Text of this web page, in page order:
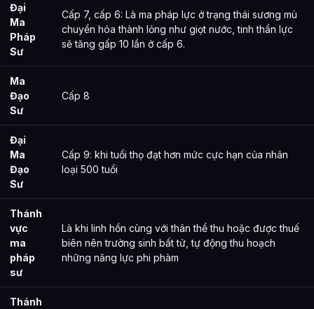
Đại
Ma
Pháp
Sư
Cấp 7, cấp 6: Là ma pháp lực ở trạng thái sương mù
chuyển hóa thành lỏng như giọt nước, tinh thần lực
sẽ tăng gấp 10 lần ở cấp 6.
Ma
Đạo
Sư
Cấp 8
Đại
Ma
Đạo
Sư
Cấp 9: khi tuổi thọ đạt hơn mức cực hạn của nhân
loại 500 tuổi
Thánh
vực
ma
pháp
sư
Là khi linh hồn cùng với thân thể thu hoặc được thuế
biên nên trường sinh bất tử, tự động thu hoạch
những năng lực phi phàm
Thánh